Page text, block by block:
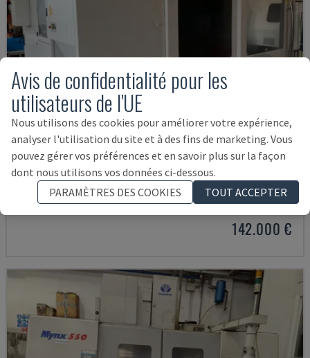
U5-1530
SPINNER - CENTRE D'USINAGE VERTICAL
ALLEMAGNE 2021 6.000 HRS
142.000 €
Avis de confidentialité pour les
utilisateurs de l'UE
Nous utilisons des cookies pour améliorer votre expérience,
analyser l'utilisation du site et à des fins de marketing. Vous
pouvez gérer vos préférences et en savoir plus sur la façon
dont nous utilisons vos données ci-dessous.
PARAMÈTRES DES COOKIES
TOUT ACCEPTER